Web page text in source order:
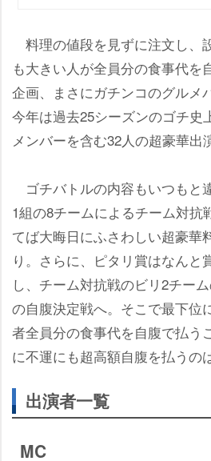
料理の値段を見ずに注文し、
も大きい人が全員分の食事代を
企画、まさにガチンコのグルメ
今年は過去25シーズンのゴチ史
メンバーを含む32人の超豪華出
ゴチバトルの内容もいつもと
1組の8チームによるチーム対抗
てば大晦日にふさわしい超豪華
り。さらに、ピタリ賞はなんと
し、チーム対抗戦のビリ2チー
の自腹決定戦へ。そこで最下位
者全員分の食事代を自腹で払う
に不運にも超高額自腹を払うの
出演者一覧
MC